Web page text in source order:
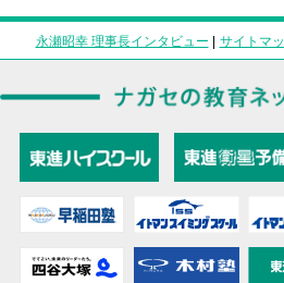
永瀬昭幸 理事長インタビュー サイトマ